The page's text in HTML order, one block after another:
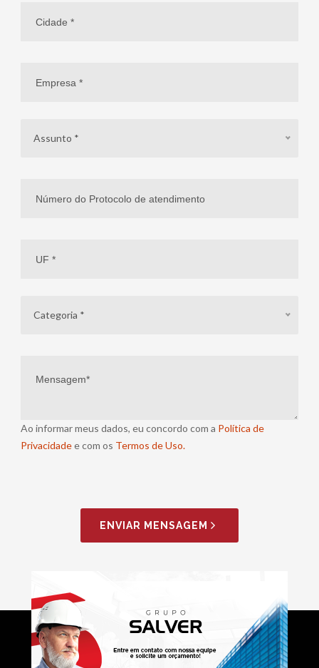
Assunto *
Categoria *
Ao informar meus dados, eu concordo com a Política de
Privacidadee com os Termos de Uso.
ENVIAR MENSAGEM